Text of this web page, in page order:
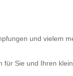
und vielem
für Sie und Ihren